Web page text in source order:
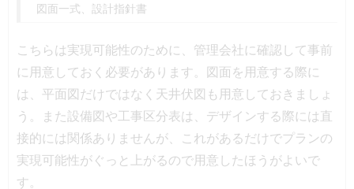
図面一式、設計指針書
こちらは実現可能性のために、管理会社に確認して事前
に用意しておく必要があります。図面を用意する際に
は、平面図だけではなく天井伏図も用意しておきましょ
う。また設備図や工事区分表は、デザインする際には直
接的には関係ありませんが、これがあるだけでプランの
実現可能性がぐっと上がるので用意したほうがよいで
す。